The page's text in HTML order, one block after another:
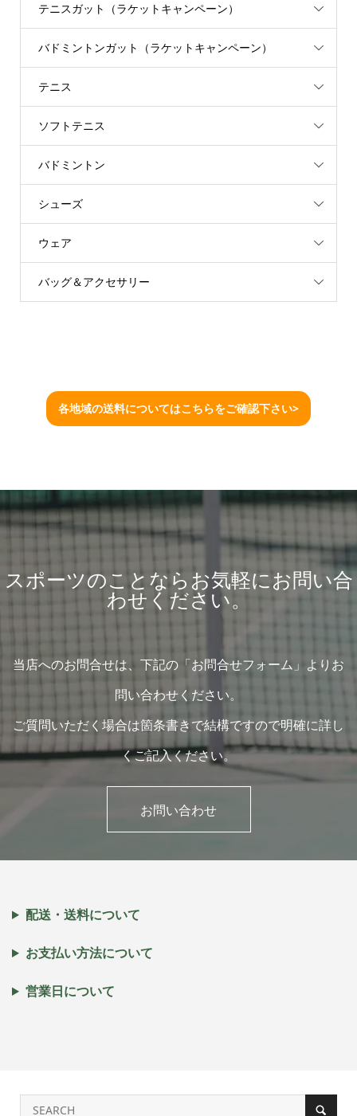
テニスガット（ラケットキャンペーン）
バドミントンガット（ラケットキャンペーン）
テニス
ソフトテニス
バドミントン
シューズ
ウェア
バッグ＆アクセサリー
各地域の送料についてはこちらをご確認下さい>
スポーツのことならお気軽にお問い合
わせください。
当店へのお問合せは、下記の「お問合せフォーム」よりお
問い合わせください。
ご質問いただく場合は箇条書きで結構ですので明確に詳し
くご記入ください。
お問い合わせ
配送・送料について
お支払い方法について
営業日について